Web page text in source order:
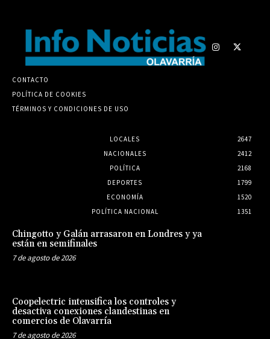
CONTACTO
POLÍTICA DE COOKIES
TÉRMINOS Y CONDICIONES DE USO
LOCALES
2647
NACIONALES
2412
POLÍTICA
2168
DEPORTES
1799
ECONOMÍA
1520
POLÍTICA NACIONAL
1351
Chingotto y Galán arrasaron en Londres y ya
están en semifinales
7 de agosto de 2026
Coopelectric intensifica los controles y
desactiva conexiones clandestinas en
comercios de Olavarría
7 de agosto de 2026